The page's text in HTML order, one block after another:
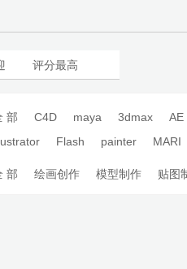
评分最高
部 C4D maya 3dmax
AE
Flash painter MARI
部 绘画创作 模型制作 贴图